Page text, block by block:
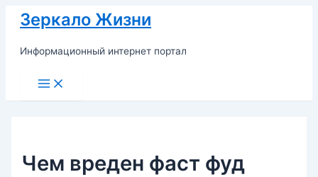
Перейти
содержимому
Зеркало Жизни
Информационный интернет портал
Main
Menu
Чем вреден фаст фуд